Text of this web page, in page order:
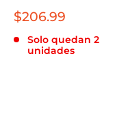
Precio
venta
$206.99
Solo quedan 2
unidades